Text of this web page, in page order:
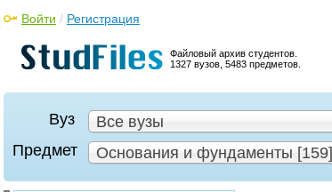
Файловый архив студентов.
1327 вузов, 5483 предметов.
Войти / Регистрация
Вуз
Все вузы
Предмет
Основания и фундаменты [159]